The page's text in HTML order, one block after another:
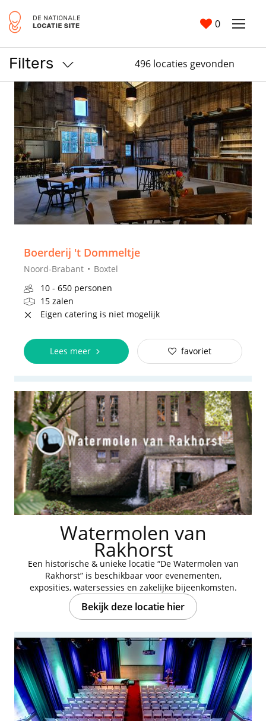
0
Filters> 496 locaties gevonden
Watermolen van
Rakhorst
Een historische & unieke locatie “De Watermolen van
Rakhorst” is beschikbaar voor evenementen,
exposities, watersessies en zakelijke bijeenkomsten.
Bekijk deze locatie hier
Boerderij 't Dommeltje
Noord-Brabant
Boxtel
10 - 650 personen
15 zalen
Eigen catering is niet mogelijk
Lees meer favoriet